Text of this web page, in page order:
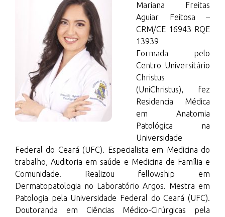
Mariana Freitas
Aguiar Feitosa –
CRM/CE 16943 RQE
13939
Formada pelo
Centro Universitário
Christus
(UniChristus), fez
Residencia Médica
em Anatomia
Patológica na
Universidade
Federal do Ceará (UFC). Especialista em Medicina do
trabalho, Auditoria em saúde e Medicina de Família e
Comunidade. Realizou fellowship em
Dermatopatologia no Laboratório Argos. Mestra em
Patologia pela Universidade Federal do Ceará (UFC).
Doutoranda em Ciências Médico-Cirúrgicas pela